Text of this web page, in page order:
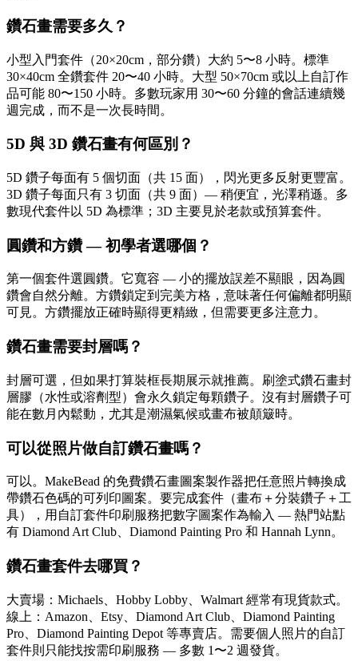
鑽石畫需要多久？
小型入門套件（20×20cm，部分鑽）大約 5〜8 小時。標準
30×40cm 全鑽套件 20〜40 小時。大型 50×70cm 或以上自訂作
品可能 80〜150 小時。多數玩家用 30〜60 分鐘的會話連續幾
週完成，而不是一次長時間。
5D 與 3D 鑽石畫有何區別？
5D 鑽子每面有 5 個切面（共 15 面），閃光更多反射更豐富。
3D 鑽子每面只有 3 切面（共 9 面）— 稍便宜，光澤稍遜。多
數現代套件以 5D 為標準；3D 主要見於老款或預算套件。
圓鑽和方鑽 — 初學者選哪個？
第一個套件選圓鑽。它寬容 — 小的擺放誤差不顯眼，因為圓
鑽會自然分離。方鑽鎖定到完美方格，意味著任何偏離都明顯
可見。方鑽擺放正確時顯得更精緻，但需要更多注意力。
鑽石畫需要封層嗎？
封層可選，但如果打算裝框長期展示就推薦。刷塗式鑽石畫封
層膠（水性或溶劑型）會永久鎖定每顆鑽子。沒有封層鑽子可
能在數月內鬆動，尤其是潮濕氣候或畫布被顛簸時。
可以從照片做自訂鑽石畫嗎？
可以。MakeBead 的免費鑽石畫圖案製作器把任意照片轉換成
帶鑽石色碼的可列印圖案。要完成套件（畫布＋分裝鑽子＋工
具），用自訂套件印刷服務把數字圖案作為輸入 — 熱門站點
有 Diamond Art Club、Diamond Painting Pro 和 Hannah Lynn。
鑽石畫套件去哪買？
大賣場：Michaels、Hobby Lobby、Walmart 經常有現貨款式。
線上：Amazon、Etsy、Diamond Art Club、Diamond Painting
Pro、Diamond Painting Depot 等專賣店。需要個人照片的自訂
套件則只能找按需印刷服務 — 多數 1〜2 週發貨。